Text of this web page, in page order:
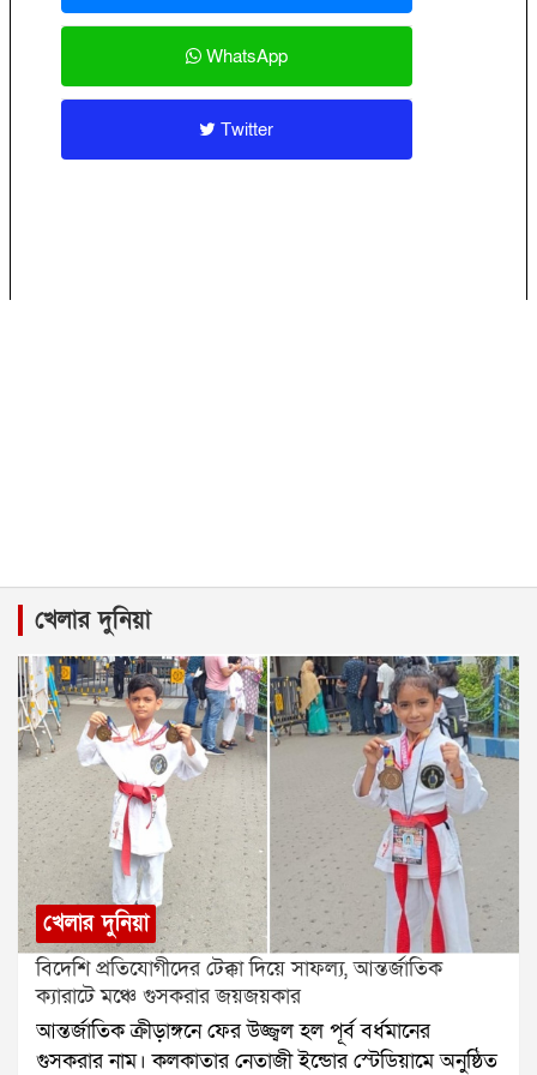
WhatsApp
Twitter
খেলার দুনিয়া
খেলার দুনিয়া
বিদেশি প্রতিযোগীদের টেক্কা দিয়ে সাফল্য, আন্তর্জাতিক
ক্যারাটে মঞ্চে গুসকরার জয়জয়কার
আন্তর্জাতিক ক্রীড়াঙ্গনে ফের উজ্জ্বল হল পূর্ব বর্ধমানের
গুসকরার নাম। কলকাতার নেতাজী ইন্ডোর স্টেডিয়ামে অনুষ্ঠিত